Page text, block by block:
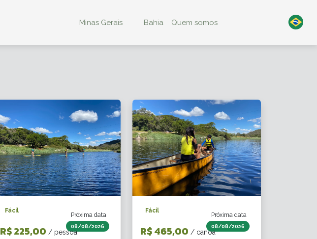
Minas Gerais Bahia Quem somos
Próxima data
08/08/2026
Fácil
R$ 225,00 / pessoa
Próxima data
08/08/2026
Fácil
R$ 465,00 / canoa